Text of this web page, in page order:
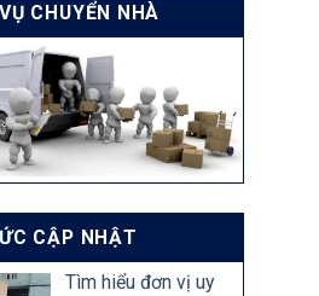
CHUYỂN NHÀ
CẬP NHẬT
Tìm hiểu đơn vị uy